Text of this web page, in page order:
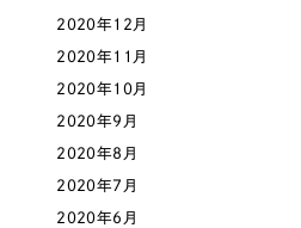
オレンジ・橙色
イエロー・黄色
2020年12月
2020年11月
2020年10月
2020年9月
2020年8月
2020年7月
2020年6月